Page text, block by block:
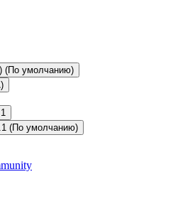
(По умолчанию)
(По умолчанию)